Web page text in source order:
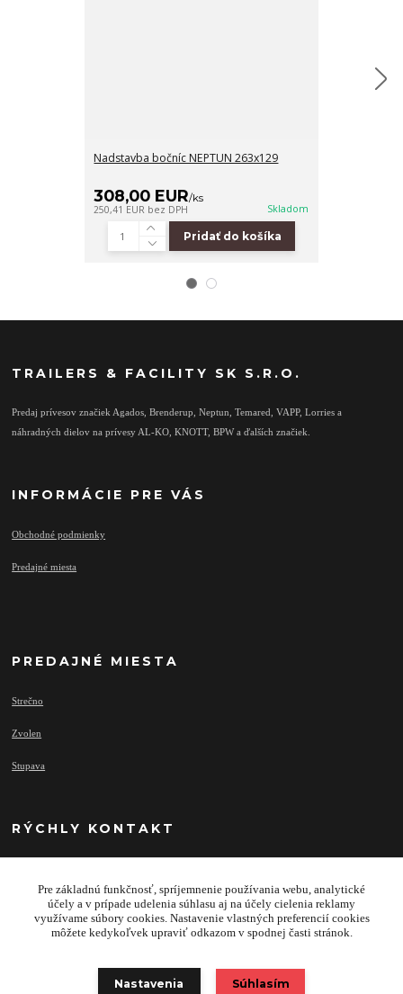
Nadstavba bočníc NEPTUN 263x129
308,00 EUR/ks
250,41 EUR bez DPH Skladom
Pridať do košíka
TRAILERS & FACILITY SK S.R.O.
Predaj prívesov značiek Agados, Brenderup, Neptun, Temared, VAPP, Lorries a
náhradných dielov na prívesy AL-KO, KNOTT, BPW a ďalších značiek.
INFORMÁCIE PRE VÁS
Obchodné podmienky
Predajné miesta
PREDAJNÉ MIESTA
Strečno
Zvolen
Stupava
RÝCHLY KONTAKT
info@najprivesy.sk
Pre základnú funkčnosť, spríjemnenie používania webu, analytické
účely a v prípade udelenia súhlasu aj na účely cielenia reklamy
využívame súbory cookies. Nastavenie vlastných preferencií cookies
môžete kedykoľvek upraviť odkazom v spodnej časti stránok.
Nastavenia Súhlasím